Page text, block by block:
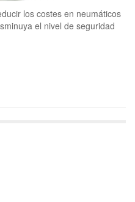
los costes en neumáticos
el nivel de seguridad